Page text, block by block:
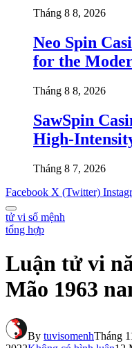
Tháng 8 8, 2026
Neo Spin
for the
Tháng 8 8, 2026
SawSpin
Tháng 8 7, 2026
Facebook X (Twitter)
tử vi số mệnh
tổng hợp
Luận tử vi
Mão 1963
By tuvisomenhTháng